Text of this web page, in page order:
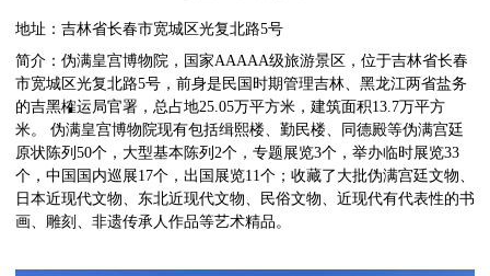
地址：吉林省长春市宽城区光复北路5号
简介：伪满皇宫博物院，国家AAAAA级旅游景区，位于吉林省长春
市宽城区光复北路5号，前身是民国时期管理吉林、黑龙江两省盐务
的吉黑榷运局官署，总占地25.05万平方米，建筑面积13.7万平方
米。 伪满皇宫博物院现有包括缉熙楼、勤民楼、同德殿等伪满宫廷
原状陈列50个，大型基本陈列2个，专题展览3个，举办临时展览33
个，中国国内巡展17个，出国展览11个；收藏了大批伪满宫廷文物、
日本近现代文物、东北近现代文物、民俗文物、近现代有代表性的书
画、雕刻、非遗传承人作品等艺术精品。